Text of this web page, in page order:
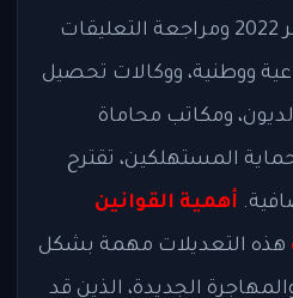
استماع عامة في ديسمبر 2022 ومراجعة التعليقات
ووطنية، ووكالات تحصيل
ومكاتب محاماة
المستهلكين، تقترح
أهمية القوانين
هذه التعديلات مهمة بشكل
الجديدة، الذين قد